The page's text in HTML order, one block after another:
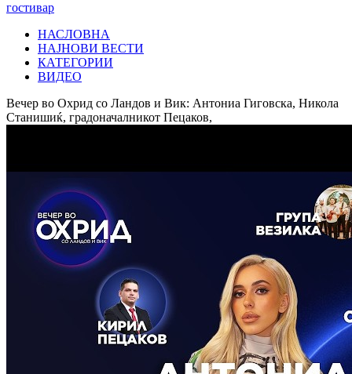
гостивар
НАСЛОВНА
НАЈНОВИ ВЕСТИ
КАТЕГОРИИ
ВИДЕО
Вечер во Охрид со Ландов и Вик: Антониа Гиговска, Никола
Станишиќ, градоначалникот Пецаков,